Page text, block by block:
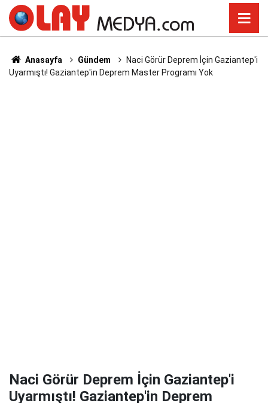
Anasayfa Gündem
Naci Görür Deprem İçin Gaziantep'i
Uyarmıştı! Gaziantep'in Deprem Master Programı Yok
Naci Görür Deprem İçin Gaziantep'i
Uyarmıştı! Gaziantep'in Deprem